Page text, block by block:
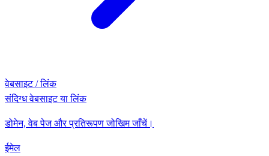
वेबसाइट / लिंक
संदिग्ध वेबसाइट या लिंक
डोमेन, वेब पेज और प्रतिरूपण जोखिम जाँचें।
ईमेल